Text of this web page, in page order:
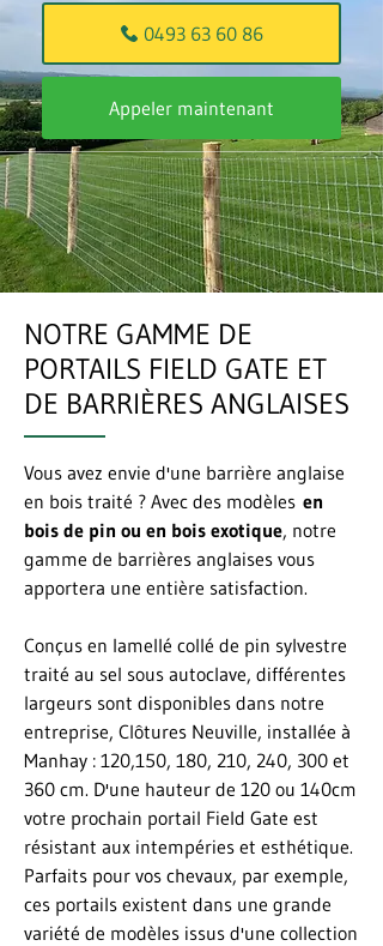
0493 63 60 86
Appeler maintenant
NOTRE GAMME DE
PORTAILS FIELD GATE ET
DE BARRIÈRES ANGLAISES
Vous avez envie d'une barrière anglaise
en bois traité ? Avec des modèles en
bois de pin ou en bois exotique, notre
gamme de barrières anglaises vous
apportera une entière satisfaction.
Conçus en lamellé collé de pin sylvestre
traité au sel sous autoclave, différentes
largeurs sont disponibles dans notre
entreprise, Clôtures Neuville, installée à
Manhay : 120,150, 180, 210, 240, 300 et
360 cm. D'une hauteur de 120 ou 140cm
votre prochain portail Field Gate est
résistant aux intempéries et esthétique.
Parfaits pour vos chevaux, par exemple,
ces portails existent dans une grande
variété de modèles issus d'une collection